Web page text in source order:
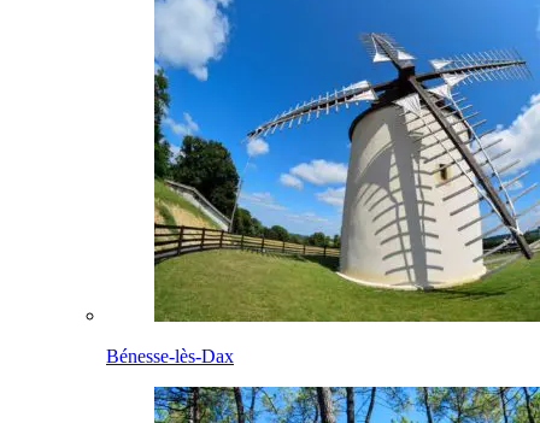
Bénesse-lès-Dax